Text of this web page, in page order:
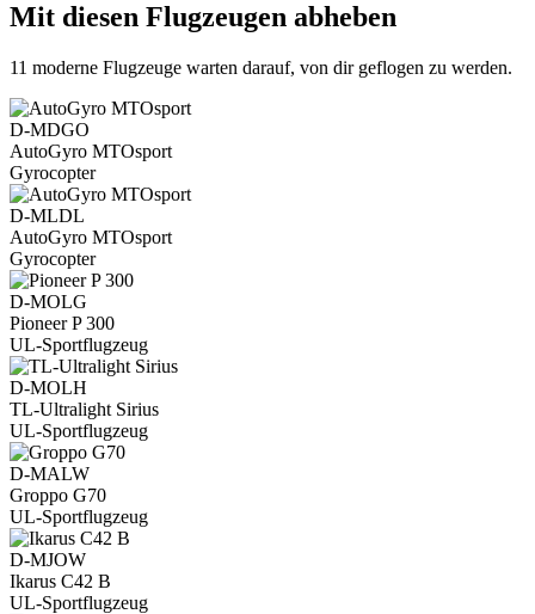
Mit diesen Flugzeugen abheben
11 moderne Flugzeuge warten darauf, von dir geflogen zu werden.
D-MDGO
AutoGyro MTOsport
Gyrocopter
D-MLDL
AutoGyro MTOsport
Gyrocopter
D-MOLG
Pioneer P 300
UL-Sportflugzeug
D-MOLH
TL-Ultralight Sirius
UL-Sportflugzeug
D-MALW
Groppo G70
UL-Sportflugzeug
D-MJOW
Ikarus C42 B
UL-Sportflugzeug